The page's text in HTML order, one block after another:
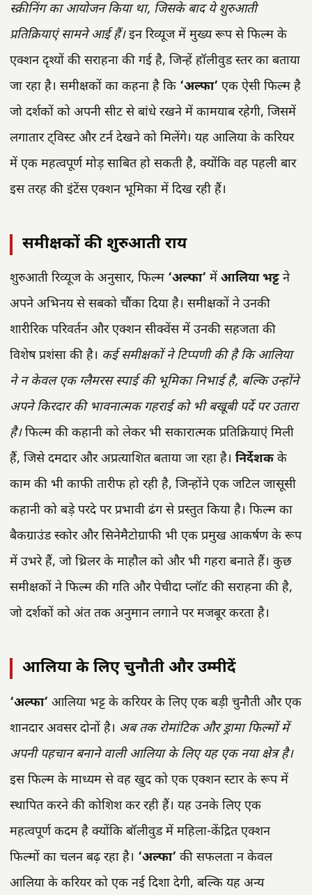
स्क्रीनिंग का आयोजन किया था, जिसके बाद ये शुरुआती
प्रतिक्रियाएं सामने आई हैं।इन रिव्यूज में मुख्य रूप से फिल्म के
एक्शन दृश्यों की सराहना की गई है, जिन्हें हॉलीवुड स्तर का बताया
जा रहा है। समीक्षकों का कहना है कि ‘अल्फा’ एक ऐसी फिल्म है
जो दर्शकों को अपनी सीट से बांधे रखने में कामयाब रहेगी, जिसमें
लगातार ट्विस्ट और टर्न देखने को मिलेंगे। यह आलिया के करियर
में एक महत्वपूर्ण मोड़ साबित हो सकती है, क्योंकि वह पहली बार
इस तरह की इंटेंस एक्शन भूमिका में दिख रही हैं।
समीक्षकों की शुरुआती राय
शुरुआती रिव्यूज के अनुसार, फिल्म ‘अल्फा’ में आलिया भट्ट ने
अपने अभिनय से सबको चौंका दिया है। समीक्षकों ने उनकी
शारीरिक परिवर्तन और एक्शन सीक्वेंस में उनकी सहजता की
विशेष प्रशंसा की है। कई समीक्षकों ने टिप्पणी की है कि आलिया
ने न केवल एक ग्लैमरस स्पाई की भूमिका निभाई है, बल्कि उन्होंने
अपने किरदार की भावनात्मक गहराई को भी बखूबी पर्दे पर उतारा
है।फिल्म की कहानी को लेकर भी सकारात्मक प्रतिक्रियाएं मिली
हैं, जिसे दमदार और अप्रत्याशित बताया जा रहा है। निर्देशक के
काम की भी काफी तारीफ हो रही है, जिन्होंने एक जटिल जासूसी
कहानी को बड़े परदे पर प्रभावी ढंग से प्रस्तुत किया है। फिल्म का
बैकग्राउंड स्कोर और सिनेमैटोग्राफी भी एक प्रमुख आकर्षण के रूप
में उभरे हैं, जो थ्रिलर के माहौल को और भी गहरा बनाते हैं। कुछ
समीक्षकों ने फिल्म की गति और पेचीदा प्लॉट की सराहना की है,
जो दर्शकों को अंत तक अनुमान लगाने पर मजबूर करता है।
आलिया के लिए चुनौती और उम्मीदें
‘अल्फा’ आलिया भट्ट के करियर के लिए एक बड़ी चुनौती और एक
शानदार अवसर दोनों है। अब तक रोमांटिक और ड्रामा फिल्मों में
अपनी पहचान बनाने वाली आलिया के लिए यह एक नया क्षेत्र है।
इस फिल्म के माध्यम से वह खुद को एक एक्शन स्टार के रूप में
स्थापित करने की कोशिश कर रही हैं। यह उनके लिए एक
महत्वपूर्ण कदम है क्योंकि बॉलीवुड में महिला-केंद्रित एक्शन
फिल्मों का चलन बढ़ रहा है। ‘अल्फा’ की सफलता न केवल
आलिया के करियर को एक नई दिशा देगी, बल्कि यह अन्य